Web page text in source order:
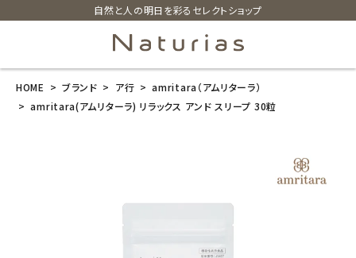
自然と人の明日を彩るセレクトショップ
search
HOME ブランド ア行
amritara（アムリターラ）
amritara(アムリターラ) リラックス アンド スリープ 30粒